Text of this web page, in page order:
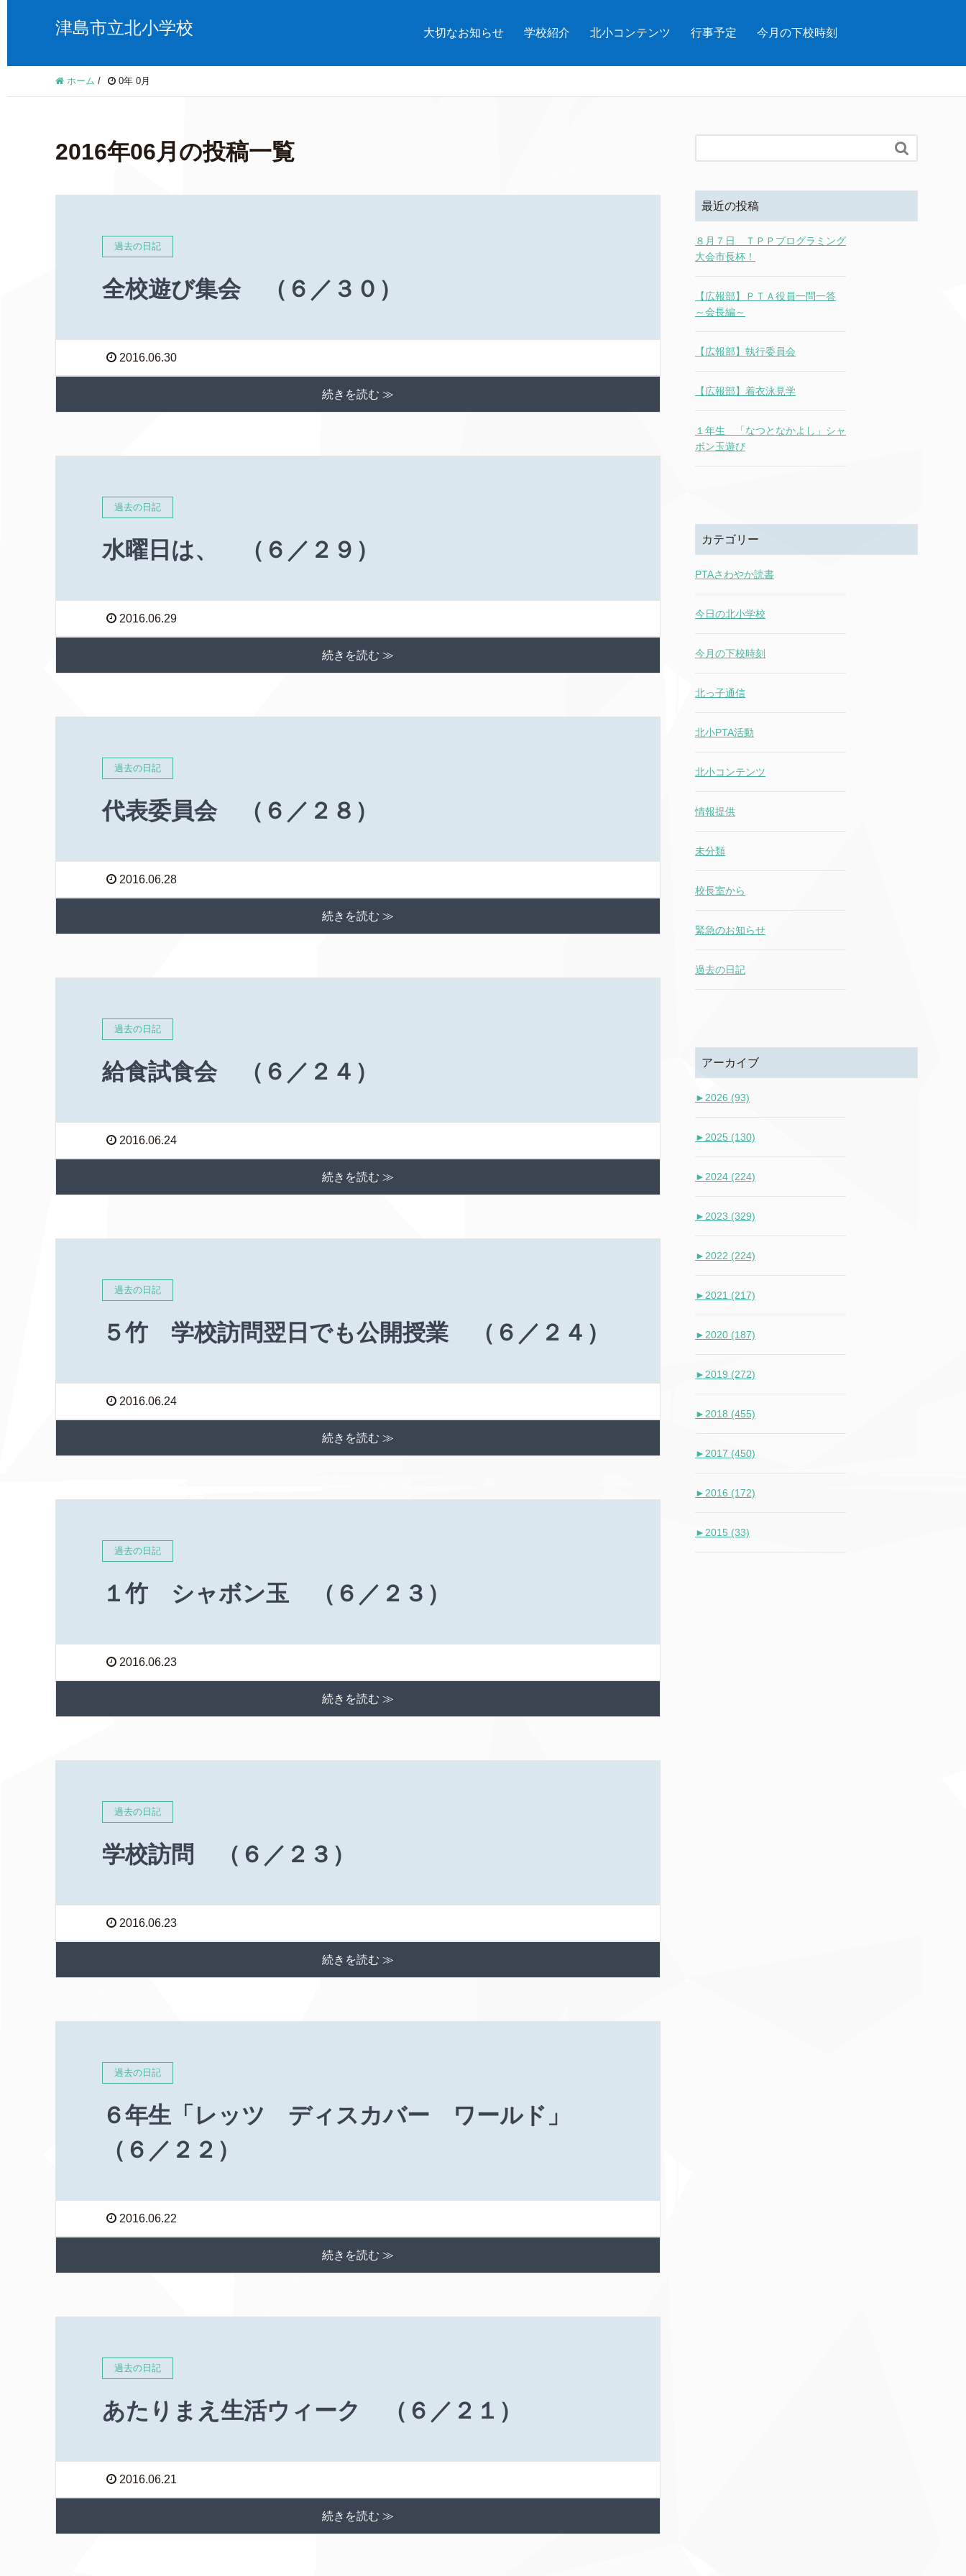
津島市立北小学校 大切なお知らせ 学校紹介 北小コンテンツ 行事予定 今月の下校時刻
ホーム / 0年 0月
2016年06月の投稿一覧
過去の日記
全校遊び集会 （６／３０）
2016.06.30
続きを読む ≫
過去の日記
水曜日は、 （６／２９）
2016.06.29
続きを読む ≫
過去の日記
代表委員会 （６／２８）
2016.06.28
続きを読む ≫
過去の日記
給食試食会 （６／２４）
2016.06.24
続きを読む ≫
過去の日記
５竹 学校訪問翌日でも公開授業 （６／２４）
2016.06.24
続きを読む ≫
過去の日記
１竹 シャボン玉 （６／２３）
2016.06.23
続きを読む ≫
過去の日記
学校訪問 （６／２３）
2016.06.23
続きを読む ≫
過去の日記
６年生「レッツ ディスカバー ワールド」
（６／２２）
2016.06.22
続きを読む ≫
過去の日記
あたりまえ生活ウィーク （６／２１）
2016.06.21
続きを読む ≫

最近の投稿
８月７日 ＴＰＰプログラミング
大会市長杯！
【広報部】ＰＴＡ役員一問一答
～会長編～
【広報部】執行委員会
【広報部】着衣泳見学
１年生 「なつとなかよし」シャ
ボン玉遊び
カテゴリー
PTAさわやか読書
今日の北小学校
今月の下校時刻
北っ子通信
北小PTA活動
北小コンテンツ
情報提供
未分類
校長室から
緊急のお知らせ
過去の日記
アーカイブ
► 2026 (93)
► 2025 (130)
► 2024 (224)
► 2023 (329)
► 2022 (224)
► 2021 (217)
► 2020 (187)
► 2019 (272)
► 2018 (455)
► 2017 (450)
► 2016 (172)
► 2015 (33)